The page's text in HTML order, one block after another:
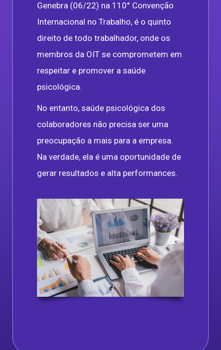
Genebra (06/22) na 110° Convenção
Internacional no Trabalho, é o quinto
direito de todo trabalhador, onde os
membros da OIT se comprometem em
respeitar e promover a saúde
psicológica.
No entanto, saúde psicológica dos
colaboradores não precisa ser uma
preocupação a mais para a empresa.
Na verdade, ela é uma oportunidade de
gerar resultados e alta performances.